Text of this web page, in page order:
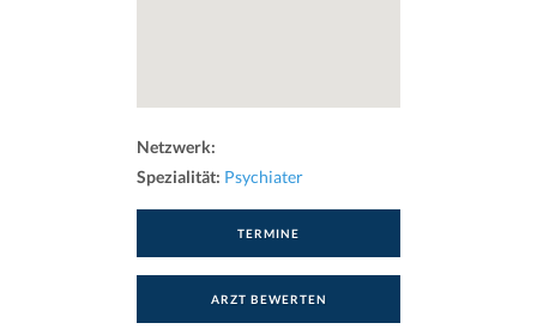
Netzwerk:
Spezialität: Psychiater
TERMINE
ARZT BEWERTEN